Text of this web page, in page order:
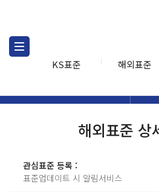
KS표준 해외표준
해외표준 상
관심표준 등록 :
표준업데이트 시 알림서비스